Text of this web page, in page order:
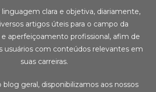
clara e objetiva, diariamente,
artigos úteis para o campo da
aperfeiçoamento profissional, afim de
usuários com conteúdos relevantes em
suas carreiras.
blog geral, disponibilizamos aos nossos